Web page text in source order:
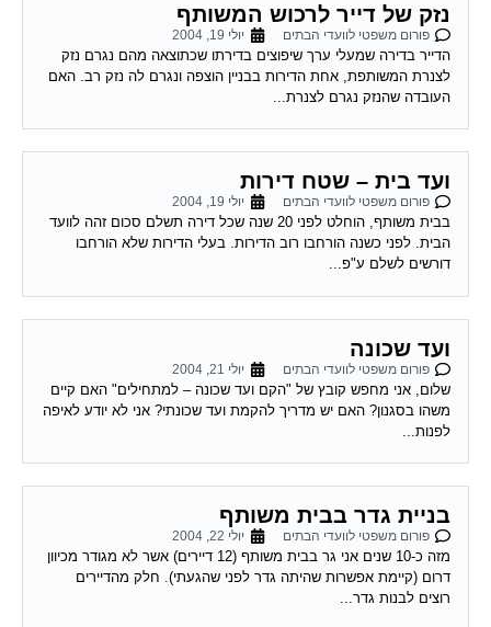
נזק של דייר לרכוש המשותף
פורום משפטי לוועדי הבתים יולי 19, 2004
הדייר בדירה שמעלי ערך שיפוצים בדירתו שכתוצאה מהם נגרם נזק
לצנרת המשותפת, אחת הדירות בבניין הוצפה ונגרם לה נזק רב. האם
העובדה שהנזק נגרם לצנרת...
ועד בית – שטח דירות
פורום משפטי לוועדי הבתים יולי 19, 2004
בבית משותף, הוחלט לפני 20 שנה שכל דירה תשלם סכום זהה לוועד
הבית. לפני כשנה הורחבו רוב הדירות. בעלי הדירות שלא הורחבו
דורשים לשלם ע"פ...
ועד שכונה
פורום משפטי לוועדי הבתים יולי 21, 2004
שלום, אני מחפש קובץ של "הקם ועד שכונה – למתחילים" האם קיים
משהו בסגנון? האם יש מדריך להקמת ועד שכונתי? אני לא יודע לאיפה
לפנות...
בניית גדר בבית משותף
פורום משפטי לוועדי הבתים יולי 22, 2004
מזה כ-10 שנים אני גר בבית משותף (12 דיירים) אשר לא מגודר מכיוון
דרום (קיימת אפשרות שהיתה גדר לפני שהגעתי). חלק מהדיירים
רוצים לבנות גדר...